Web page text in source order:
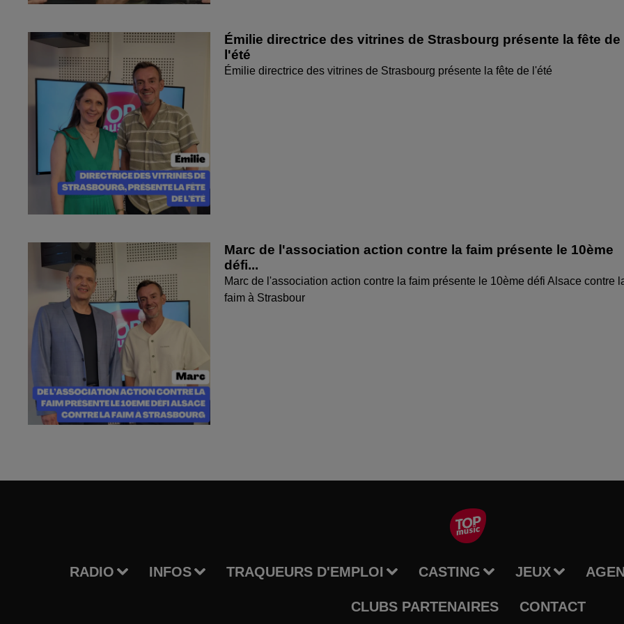
Émilie directrice des vitrines de Strasbourg présente la fête de
l'été
Émilie directrice des vitrines de Strasbourg présente la fête de l'été
Marc de l'association action contre la faim présente le 10ème
défi...
Marc de l'association action contre la faim présente le 10ème défi Alsace contre
faim à Strasbour
RADIO INFOS TRAQUEURS D'EMPLOI CASTING JEUX
CLUBS PARTENAIRES CONTACT